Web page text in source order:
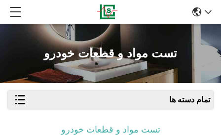
تست مواد و قطعات خودرو
تمام دسته ها
تست مواد و قطعات خودرو